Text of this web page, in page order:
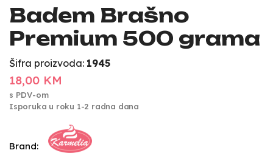
Badem Brašno
Premium 500 grama
Šifra proizvoda: 1945
18,00 KM
s PDV-om
Isporuka u roku 1-2 radna dana
Brand: